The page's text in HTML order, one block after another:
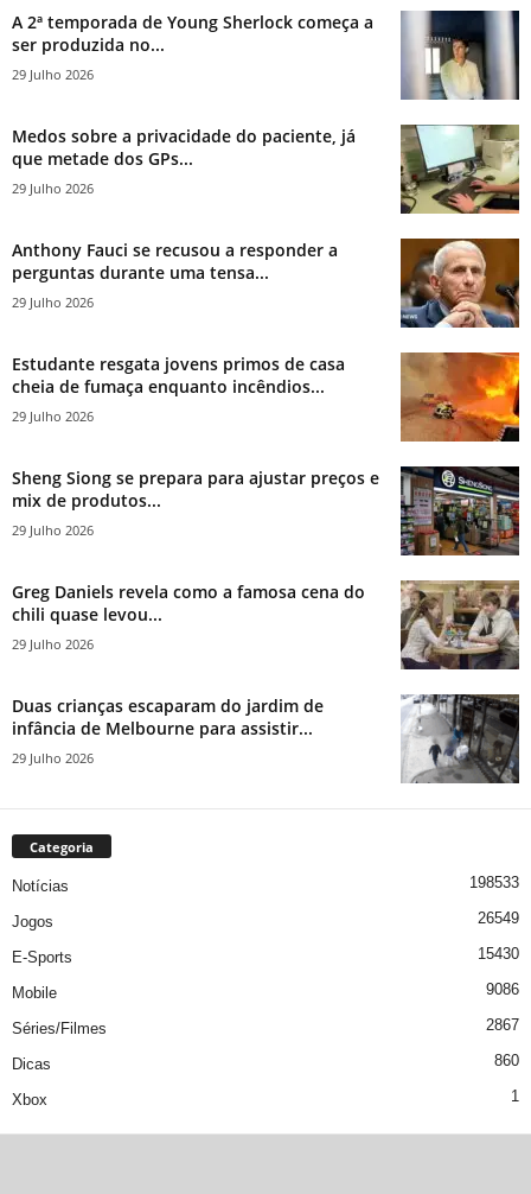
A 2ª temporada de Young Sherlock começa a
ser produzida no...
29 Julho 2026
Medos sobre a privacidade do paciente, já
que metade dos GPs...
29 Julho 2026
Anthony Fauci se recusou a responder a
perguntas durante uma tensa...
29 Julho 2026
Estudante resgata jovens primos de casa
cheia de fumaça enquanto incêndios...
29 Julho 2026
Sheng Siong se prepara para ajustar preços e
mix de produtos...
29 Julho 2026
Greg Daniels revela como a famosa cena do
chili quase levou...
29 Julho 2026
Duas crianças escaparam do jardim de
infância de Melbourne para assistir...
29 Julho 2026
Categoria
Notícias 198533
Jogos 26549
E-Sports 15430
Mobile 9086
Séries/Filmes 2867
Dicas 860
Xbox 1